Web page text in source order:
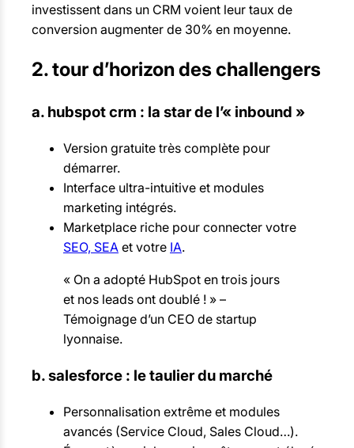
investissent dans un CRM voient leur taux de
conversion augmenter de 30% en moyenne.
2. tour d’horizon des challengers
a. hubspot crm : la star de l’« inbound »
Version gratuite très complète pour
démarrer.
Interface ultra-intuitive et modules
marketing intégrés.
Marketplace riche pour connecter votre
SEO, SEA et votre IA.
« On a adopté HubSpot en trois jours
et nos leads ont doublé ! » –
Témoignage d’un CEO de startup
lyonnaise.
b. salesforce : le taulier du marché
Personnalisation extrême et modules
avancés (Service Cloud, Sales Cloud…).